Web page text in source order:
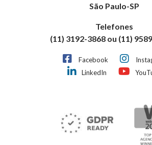
São Paulo-SP
Telefones
(11) 3192-3868 ou (11)
Facebook
LinkedIn